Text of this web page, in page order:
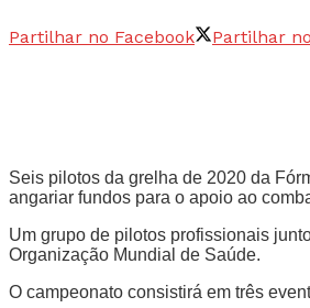
Partilhar no Facebook Partilhar
Seis pilotos da grelha de 2020 da
angariar fundos para o apoio ao
Um grupo de pilotos profissionais
Organização Mundial de Saúde.
O campeonato consistirá em três